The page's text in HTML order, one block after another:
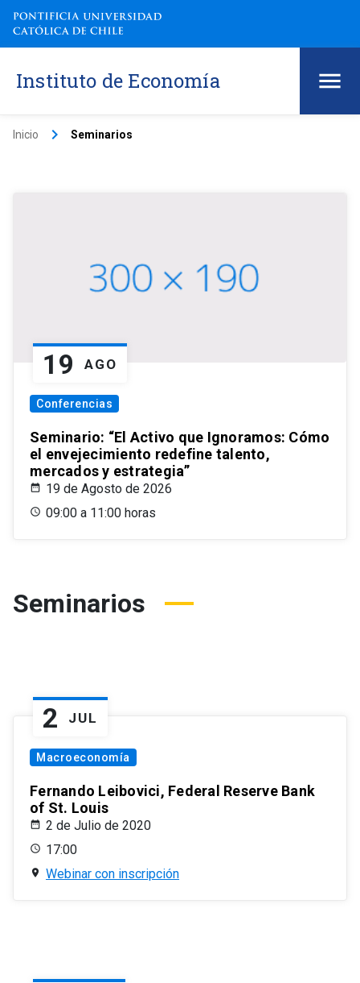
Instituto de Economía
Inicio keyboard_arrow_right Seminarios
19 AGO
Conferencias
Seminario: “El Activo que Ignoramos: Cómo
el envejecimiento redefine talento,
mercados y estrategia”
19 de Agosto de 2026
09:00 a 11:00 horas
Seminarios
2 JUL
Macroeconomía
Fernando Leibovici, Federal Reserve Bank
of St. Louis
2 de Julio de 2020
17:00
Webinar con inscripción